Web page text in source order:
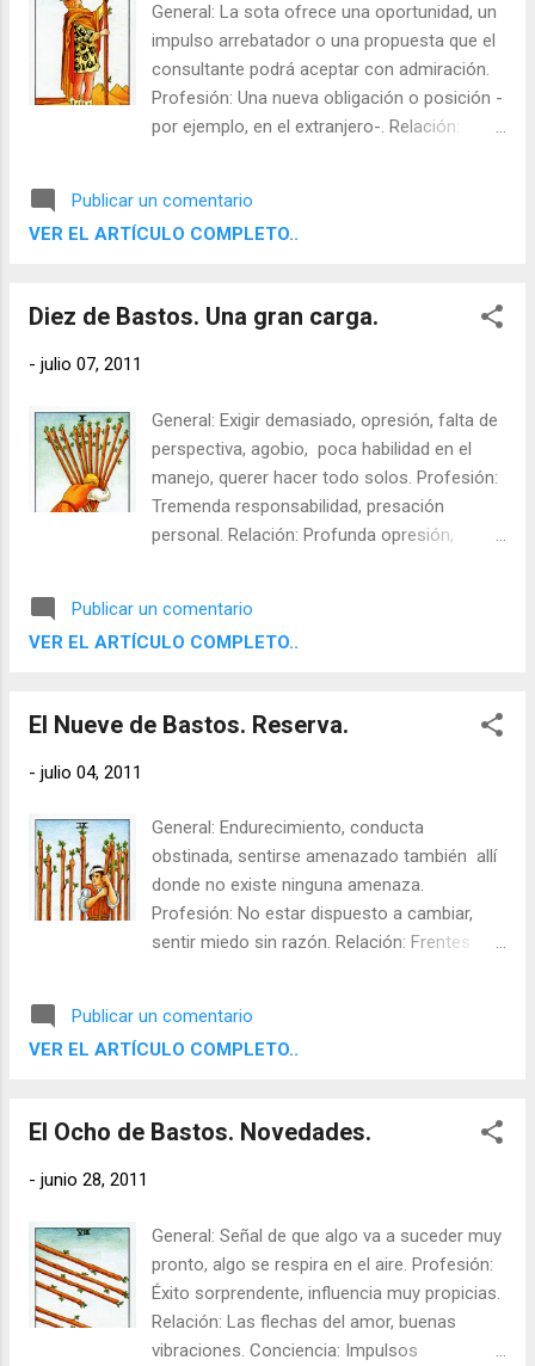
General: La sota ofrece una oportunidad, un
impulso arrebatador o una propuesta que el
consultante podrá aceptar con admiración.
Profesión: Una nueva obligación o posición -
por ejemplo, en el extranjero-. Relación:
para nuestras convicciones. Meta: Vivacidad
y alegría de vivir. Sombras: Amor pasajero,
Publicar un comentario
VER EL ARTÍCULO COMPLETO..
Diez de Bastos. Una gran carga.
- julio 07, 2011
General: Exigir demasiado, opresión, falta de
perspectiva, agobio, poca habilidad en el
manejo, querer hacer todo solos. Profesión:
Tremenda responsabilidad, presación
personal. Relación: Profunda opresión,
nueva dimensión (responsabilidad), aprender
a ceder algo. Sombras: Encasquillarse en la
Publicar un comentario
VER EL ARTÍCULO COMPLETO..
El Nueve de Bastos. Reserva.
- julio 04, 2011
General: Endurecimiento, conducta
obstinada, sentirse amenazado también allí
donde no existe ninguna amenaza.
Profesión: No estar dispuesto a cambiar,
sentir miedo sin razón. Relación: Frentes
terquedad. Meta: Respetar antiguas
cicatrices, emprender con firmeza de nuevo
Al contrario o invertida: Obstáculos,
Publicar un comentario
VER EL ARTÍCULO COMPLETO..
El Ocho de Bastos. Novedades.
- junio 28, 2011
General: Señal de que algo va a suceder muy
pronto, algo se respira en el aire. Profesión:
Éxito sorprendente, influencia muy propicias.
Relación: Las flechas del amor, buenas
vibraciones. Conciencia: Impulsos